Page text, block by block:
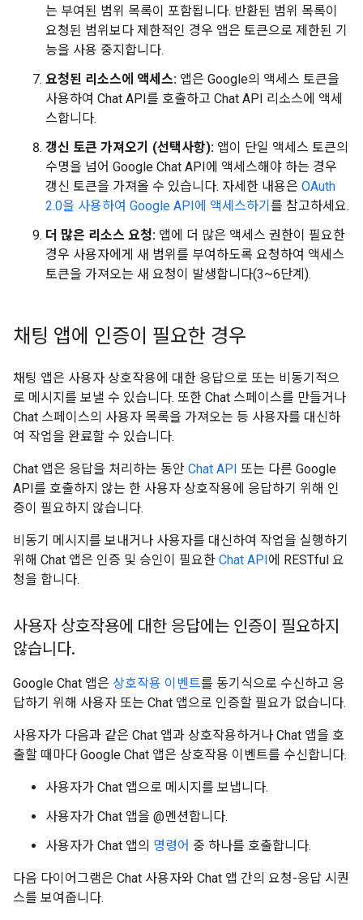
는 부여된 범위 목록이 포함됩니다. 반환된 범위 목록이
요청된 범위보다 제한적인 경우 앱은 토큰으로 제한된 기
능을 사용 중지합니다.
요청된 리소스에 액세스: 앱은 Google의 액세스 토큰을
사용하여 Chat API를 호출하고 Chat API 리소스에 액세
스합니다.
갱신 토큰 가져오기 (선택사항): 앱이 단일 액세스 토큰의
수명을 넘어 Google Chat API에 액세스해야 하는 경우
갱신 토큰을 가져올 수 있습니다. 자세한 내용은 OAuth
2.0을 사용하여 Google API에 액세스하기 를 참고하세요.
더 많은 리소스 요청: 앱에 더 많은 액세스 권한이 필요한
경우 사용자에게 새 범위를 부여하도록 요청하여 액세스
토큰을 가져오는 새 요청이 발생합니다(3~6단계).
채팅 앱에 인증이 필요한 경우
채팅 앱은 사용자 상호작용에 대한 응답으로 또는 비동기적으
로 메시지를 보낼 수 있습니다. 또한 Chat 스페이스를 만들거나
Chat 스페이스의 사용자 목록을 가져오는 등 사용자를 대신하
여 작업을 완료할 수 있습니다.
Chat 앱은 응답을 처리하는 동안 Chat API 또는 다른 Google
API를 호출하지 않는 한 사용자 상호작용에 응답하기 위해 인
증이 필요하지 않습니다.
비동기 메시지를 보내거나 사용자를 대신하여 작업을 실행하기
위해 Chat 앱은 인증 및 승인이 필요한 Chat API에 RESTful 요
청을 합니다.
사용자 상호작용에 대한 응답에는 인증이 필요하지
않습니다.
Google Chat 앱은 상호작용 이벤트를 동기식으로 수신하고 응
답하기 위해 사용자 또는 Chat 앱으로 인증할 필요가 없습니다.
사용자가 다음과 같은 Chat 앱과 상호작용하거나 Chat 앱을 호
출할 때마다 Google Chat 앱은 상호작용 이벤트를 수신합니다.
사용자가 Chat 앱으로 메시지를 보냅니다.
사용자가 Chat 앱을 @멘션합니다.
사용자가 Chat 앱의 명령어 중 하나를 호출합니다.
다음 다이어그램은 Chat 사용자와 Chat 앱 간의 요청-응답 시퀀
스를 보여줍니다.